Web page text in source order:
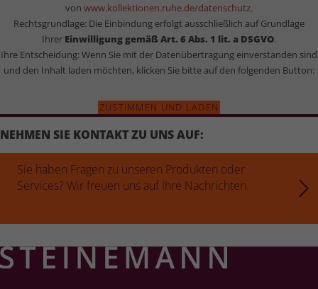
von www.kollektionen.ruhe.de/datenschutz.
Rechts­grund­lage: Die Einbindung erfolgt ausschließlich auf Grundlage
Ihrer Einwilligung gemäß Art. 6 Abs. 1 lit. a DSGVO.
Ihre Entscheidung: Wenn Sie mit der Daten­über­tra­gung einverstanden sind
und den Inhalt laden möchten, klicken Sie bitte auf den folgenden Button:
ZUSTIMMEN UND LADEN
NEHMEN SIE KONTAKT ZU UNS AUF:
Sie haben Fragen zu unseren Produkten oder
Services? Wir freuen uns auf Ihre Nachrichten.